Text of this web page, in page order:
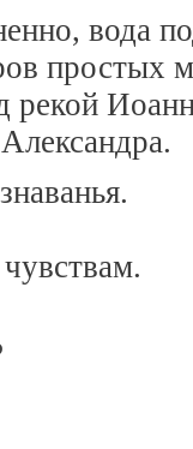
вода
простых
рекой